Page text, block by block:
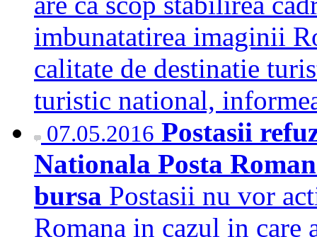
imbunatatirea imaginii
calitate de destinatie
turistic national,
07.05.2016 Postasii
Nationala Posta
bursa Postasii nu vor
Romana in cazul in